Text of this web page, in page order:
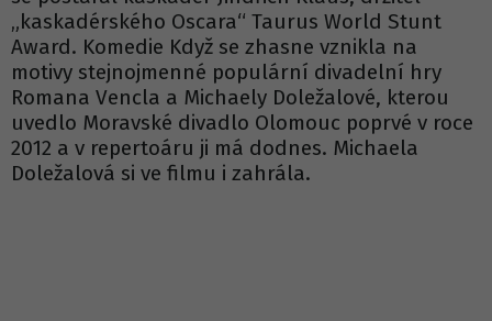
„kaskadérského Oscara“ Taurus World Stunt
Award. Komedie Když se zhasne vznikla na
motivy stejnojmenné populární divadelní hry
Romana Vencla a Michaely Doležalové, kterou
uvedlo Moravské divadlo Olomouc poprvé v roce
2012 a v repertoáru ji má dodnes. Michaela
Doležalová si ve filmu i zahrála.